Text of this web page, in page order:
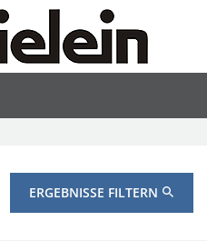
ERGEBNISSE FILTERN